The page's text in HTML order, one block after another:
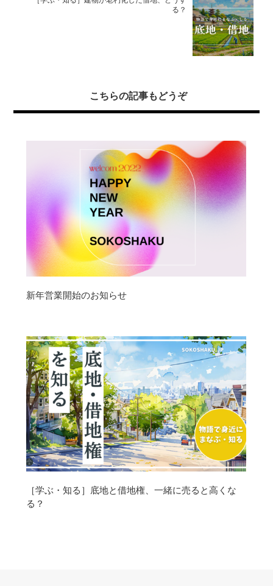
る？
こちらの記事もどうぞ
新年営業開始のお知らせ
［学ぶ・知る］底地と借地権、一緒に売ると高くな
る？